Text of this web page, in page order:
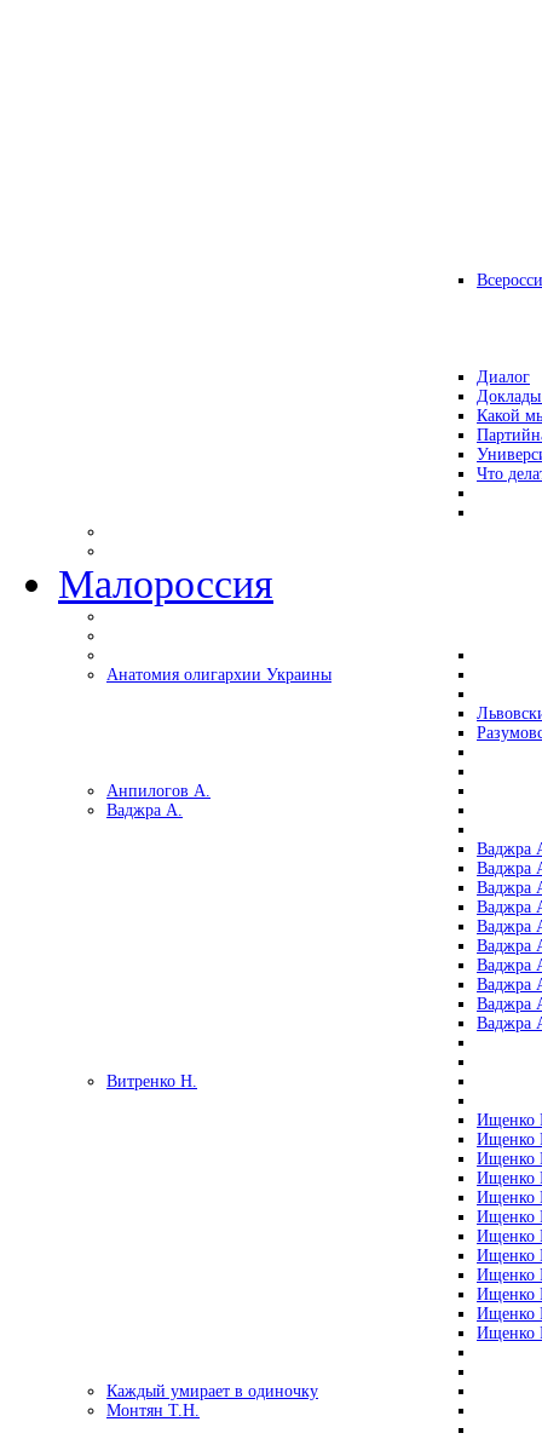
Диалог
Какой
Что
Малороссия
Анатомия олигархии Украины
Анпилогов А.
Ваджра А.
Ваджра
Ваджра
Ваджра
Ваджра
Ваджра
Ваджра
Ваджра
Ваджра
Ваджра
Ваджра
Витренко Н.
Ищенко
Ищенко
Ищенко
Ищенко
Ищенко
Ищенко
Ищенко
Ищенко
Ищенко
Ищенко
Ищенко
Ищенко
Каждый умирает в одиночку
Монтян Т.Н.